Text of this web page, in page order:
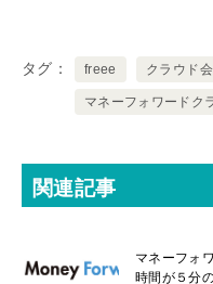
タグ freee クラウド
マネーフォワードク
関連記事
マネーフォ
時間が５分